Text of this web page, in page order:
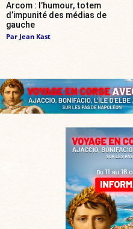
Arcom : l’humour, totem
d’impunité des médias de
gauche
Par Jean Kast